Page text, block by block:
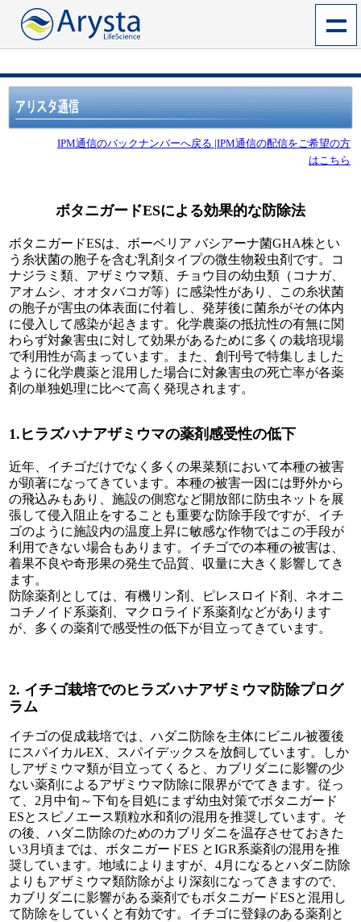
IPM通信のバックナンバーへ戻る |IPM通信の配信をご希望の方
はこちら
ボタニガードESによる効果的な防除法
ボタニガードESは、ボーベリア バシアーナ菌GHA株とい
う糸状菌の胞子を含む乳剤タイプの微生物殺虫剤です。コ
ナジラミ類、アザミウマ類、チョウ目の幼虫類（コナガ、
アオムシ、オオタバコガ等）に感染性があり、この糸状菌
の胞子が害虫の体表面に付着し、発芽後に菌糸がその体内
に侵入して感染が起きます。化学農薬の抵抗性の有無に関
わらず対象害虫に対して効果があるために多くの栽培現場
で利用性が高まっています。また、創刊号で特集しました
ように化学農薬と混用した場合に対象害虫の死亡率が各薬
剤の単独処理に比べて高く発現されます。
1.ヒラズハナアザミウマの薬剤感受性の低下
近年、イチゴだけでなく多くの果菜類において本種の被害
が顕著になってきています。本種の被害一因には野外から
の飛込みもあり、施設の側窓など開放部に防虫ネットを展
張して侵入阻止をすることも重要な防除手段ですが、イチ
ゴのように施設内の温度上昇に敏感な作物ではこの手段が
利用できない場合もあります。イチゴでの本種の被害は、
着果不良や奇形果の発生で品質、収量に大きく影響してき
ます。
防除薬剤としては、有機リン剤、ピレスロイド剤、ネオニ
コチノイド系薬剤、マクロライド系薬剤などがあります
が、多くの薬剤で感受性の低下が目立ってきています。
2. イチゴ栽培でのヒラズハナアザミウマ防除プログ
ラム
イチゴの促成栽培では、ハダニ防除を主体にビニル被覆後
にスパイカルEX、スパイデックスを放飼しています。しか
しアザミウマ類が目立ってくると、カブリダニに影響の少
ない薬剤によるアザミウマ防除に限界がでてきます。従っ
て、2月中旬～下旬を目処にまず幼虫対策でボタニガード
ESとスピノエース顆粒水和剤の混用を推奨しています。そ
の後、ハダニ防除のためのカブリダニを温存させておきた
い3月頃までは、ボタニガードES とIGR系薬剤の混用を推
奨しています。地域によりますが、4月になるとハダニ防除
よりもアザミウマ類防除がより深刻になってきますので、
カブリダニに影響がある薬剤でもボタニガードESと混用し
て防除をしていくと有効です。イチゴに登録のある薬剤と